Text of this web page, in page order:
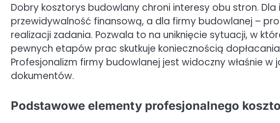
Dobry kosztorys budowlany chroni interesy obu stron.
przewidywalność finansową, a dla firmy budowlanej –
realizacji zadania. Pozwala to na uniknięcie sytuacji, w
pewnych etapów prac skutkuje koniecznością
Profesjonalizm firmy budowlanej jest widoczny właśnie
dokumentów.
Podstawowe elementy profesjonalnego